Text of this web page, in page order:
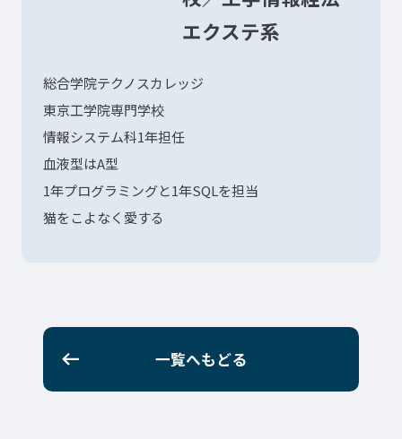
サイトマップ
Copyright © Technos College. All Rights Reserved.
エクステ系
総合学院テクノスカレッジ
東京工学院専門学校
情報システム科1年担任
血液型はA型
1年プログラミングと1年SQLを担当
猫をこよなく愛する
一覧へもどる